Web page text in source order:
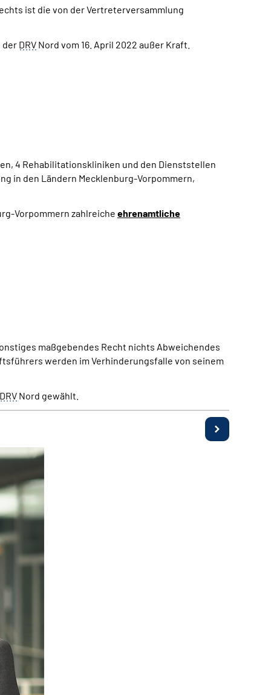
ist die von der Vertreterversammlung
der DRV Nord vom 16. April 2022 außer Kraft.
4 Rehabilitationskliniken und den Dienststellen
in den Ländern Mecklenburg-Vorpommern,
Vorpommern zahlreiche ehrenamtliche
maßgebendes Recht nichts Abweichendes
werden im Verhinderungsfalle von seinem
DRV Nord gewählt.